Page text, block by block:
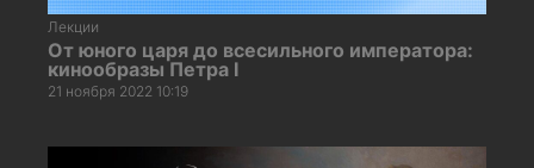
Лекции
От юного царя до всесильного императора:
кинообразы Петра I
21 ноября 2022 10:19